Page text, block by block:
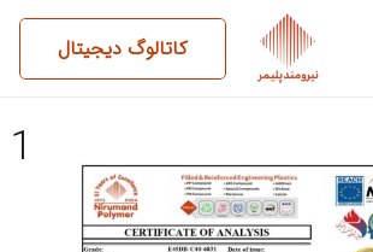
کاتالوگ دیجیتال
14040714BM08-
6831